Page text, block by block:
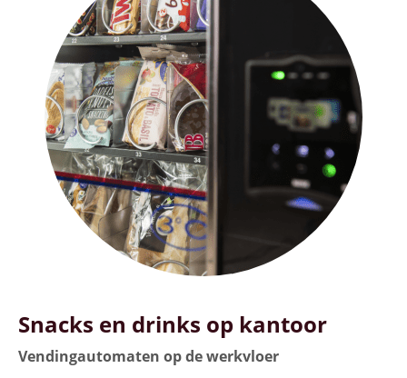
Snacks en drinks op kantoor
Vendingautomaten op de werkvloer